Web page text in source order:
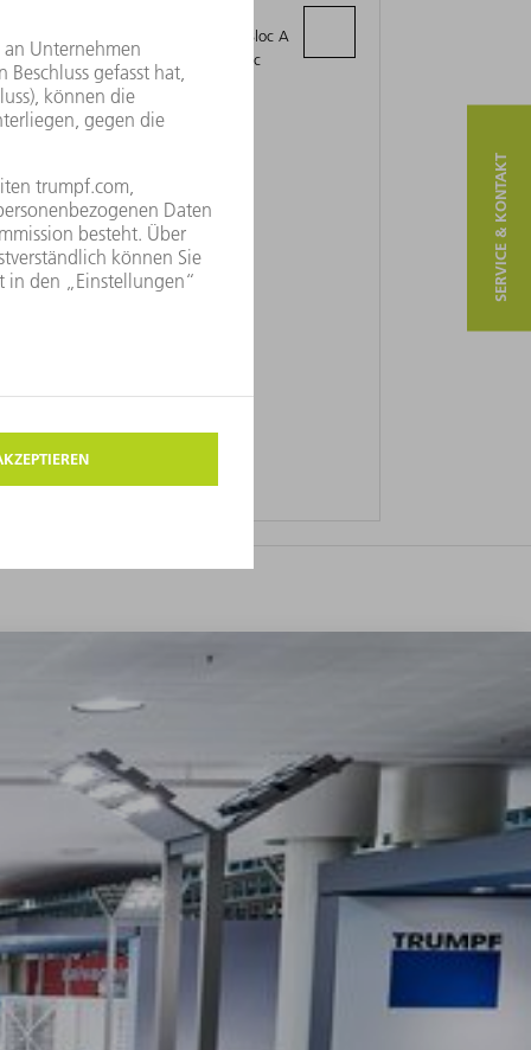
Appartement 206 Résidence Byzance Bloc A
Rue Lac Windermer, Les Berges du Lac
Tunis
SERVICE & KONTAKT